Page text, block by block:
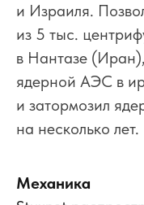
и Израиля.
из 5 тыс.
в Нантазе
ядерной АЭС в
и затормозил
на несколько лет.
Механика